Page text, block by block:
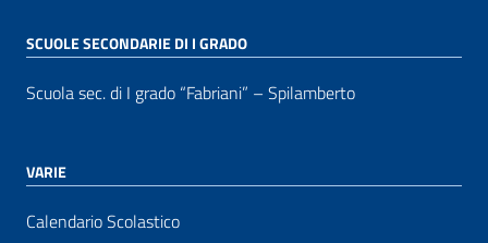
SCUOLE SECONDARIE DI I GRADO
Scuola sec. di I grado “Fabriani” – Spilamberto
VARIE
Calendario Scolastico